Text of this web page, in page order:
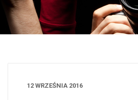
12 WRZEŚNIA 2016